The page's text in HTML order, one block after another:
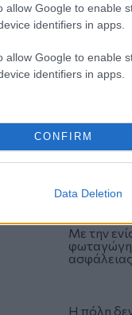
allow Google to enable
identifiers in apps.
allow Google to enable
identifiers in apps.
CONFIRM
Data Deletion
Η νέα
πέρασαν
από
εβραϊκά
Η πόλη
Πρέπει να
Με την
Η πόλη